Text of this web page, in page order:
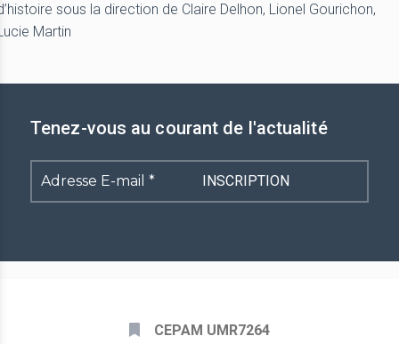
sous la direction de Claire Delhon, Lionel Gourichon,
Martin
Tenez-vous au courant de l'actualité
Adresse
E-
CEPAM UMR7264